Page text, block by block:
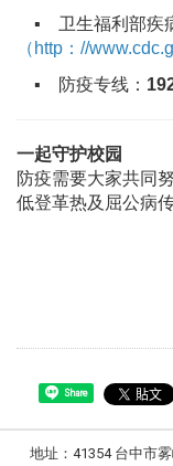
▪︎ 卫生福利部疾
（http：//
▪︎ 防疫专线：
一起守护校园
防疫需要大家共同
低登革热及屈公病
Share
地址：41354 台中市